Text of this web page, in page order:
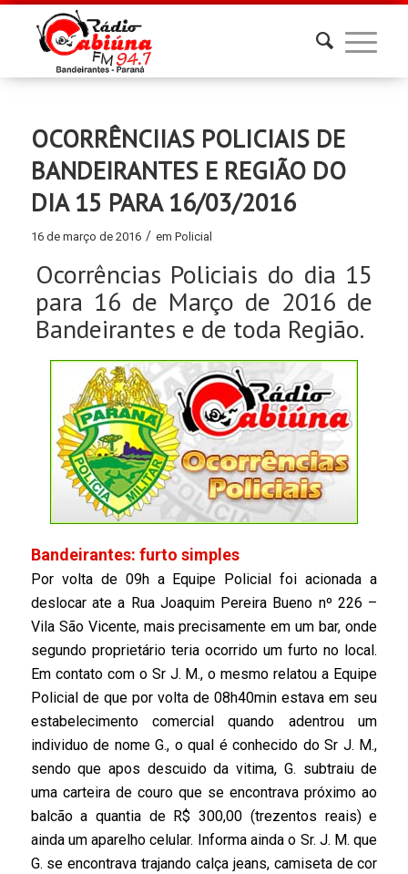
OCORRÊNCIIAS POLICIAIS DE
BANDEIRANTES E REGIÃO DO
DIA 15 PARA 16/03/2016
16 de março de 2016 / em Policial
Ocorrências Policiais do dia 15
para 16 de Março de 2016 de
Bandeirantes e de toda Região.
Bandeirantes: furto simples
Por volta de 09h a Equipe Policial foi acionada a
deslocar ate a Rua Joaquim Pereira Bueno nº 226 –
Vila São Vicente, mais precisamente em um bar, onde
segundo proprietário teria ocorrido um furto no local.
Em contato com o Sr J. M., o mesmo relatou a Equipe
Policial de que por volta de 08h40min estava em seu
estabelecimento comercial quando adentrou um
individuo de nome G., o qual é conhecido do Sr J. M.,
sendo que apos descuido da vitima, G. subtraiu de
uma carteira de couro que se encontrava próximo ao
balcão a quantia de R$ 300,00 (trezentos reais) e
ainda um aparelho celular. Informa ainda o Sr. J. M. que
G. se encontrava trajando calça jeans, camiseta de cor